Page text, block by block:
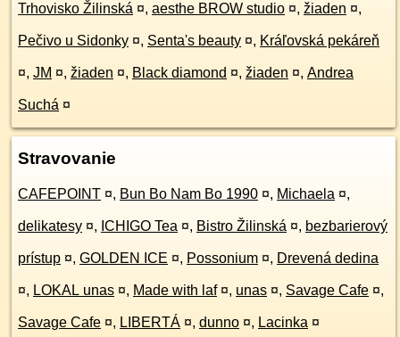
Trhovisko Žilinská ¤, aesthe BROW studio ¤, žiaden ¤,
Pečivo u Sidonky ¤, Senta's beauty ¤, Kráľovská pekáreň
¤, JM ¤, žiaden ¤, Black diamond ¤, žiaden ¤, Andrea
Suchá ¤
Stravovanie
CAFEPOINT ¤, Bun Bo Nam Bo 1990 ¤, Michaela ¤,
delikatesy ¤, ICHIGO Tea ¤, Bistro Žilinská ¤, bezbarierový
prístup ¤, GOLDEN ICE ¤, Possonium ¤, Drevená dedina
¤, LOKAL unas ¤, Made with laf ¤, unas ¤, Savage Cafe ¤,
Savage Cafe ¤, LIBERTÁ ¤, dunno ¤, Lacinka ¤